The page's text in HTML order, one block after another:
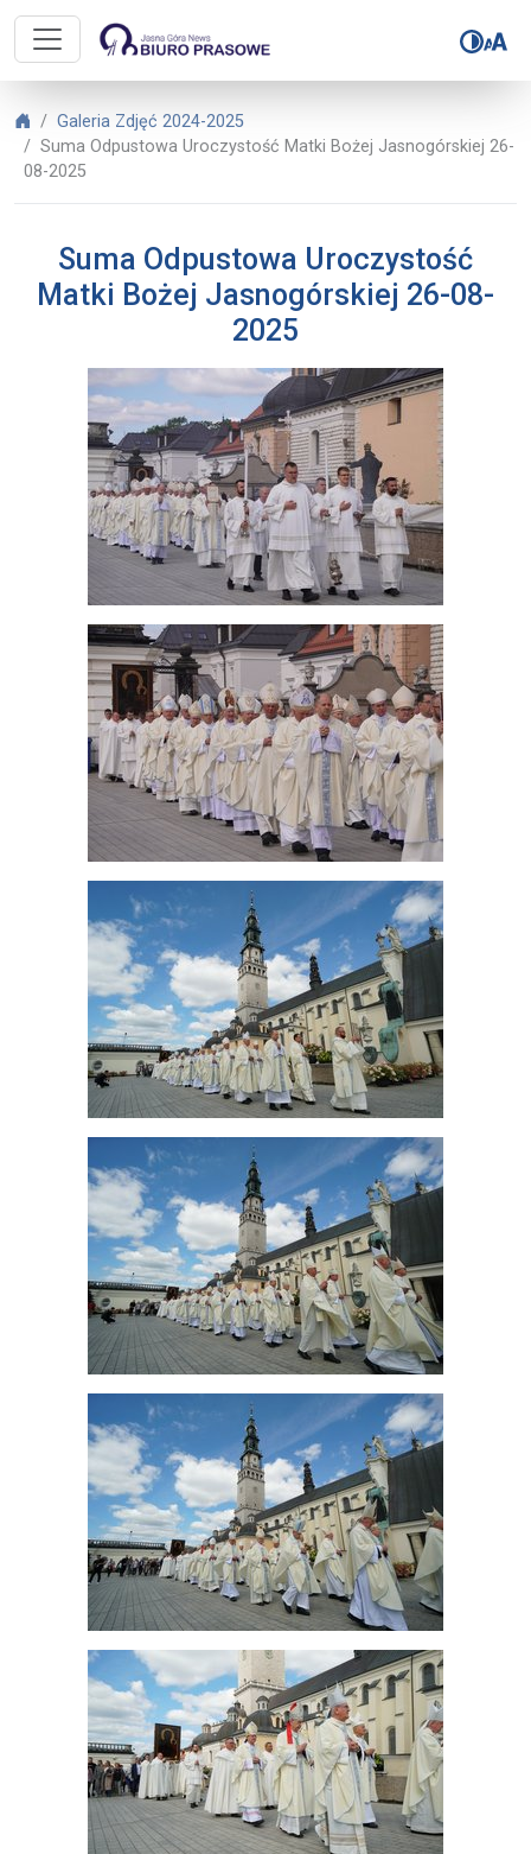
Biuro Prasowe Jasnej Góry –
Biuro Prasowe Jasnej Góry
Galeria Zdjęć 2024-2025
Suma Odpustowa Uroczystość Matki Bożej Jasnogórskiej 26-
08-2025
Suma Odpustowa Uroczystość
Matki Bożej Jasnogórskiej 26-08-
2025